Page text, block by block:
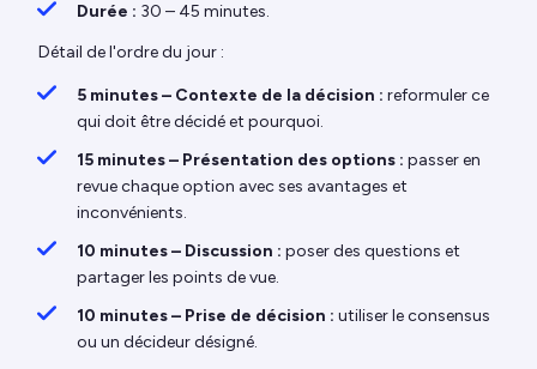
Durée : 30 – 45 minutes.
Détail de l'ordre du jour :
5 minutes – Contexte de la décision : reformuler ce
qui doit être décidé et pourquoi.
15 minutes – Présentation des options : passer en
revue chaque option avec ses avantages et
inconvénients.
10 minutes – Discussion : poser des questions et
partager les points de vue.
10 minutes – Prise de décision : utiliser le consensus
ou un décideur désigné.